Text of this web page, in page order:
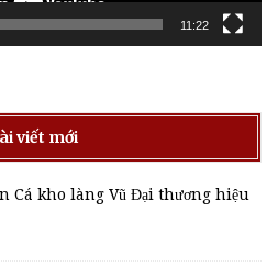
11:22
viết mới
Cá kho làng Vũ Đại thương hiệu